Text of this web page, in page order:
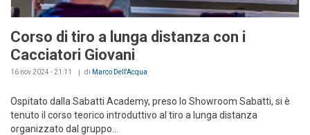
Corso di tiro a lunga distanza con i
Cacciatori Giovani
16 nov 2024 - 21:11 di Marco Dell'Acqua
Ospitato dalla Sabatti Academy, preso lo Showroom Sabatti, si è
tenuto il corso teorico introduttivo al tiro a lunga distanza
organizzato dal gruppo...